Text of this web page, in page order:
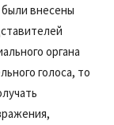
были внесены
органа
голоса, то